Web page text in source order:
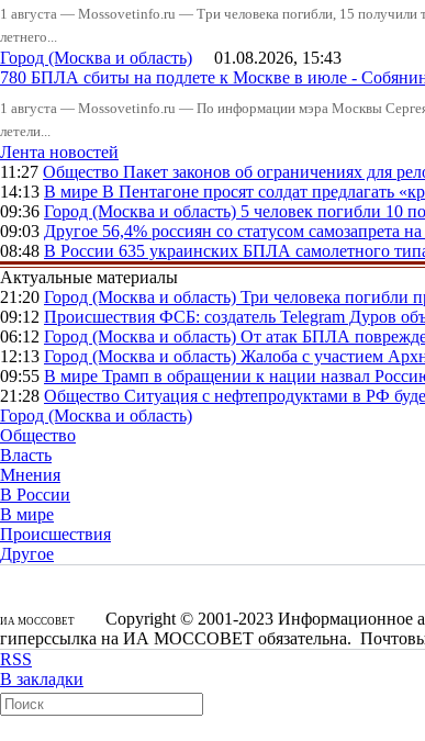
1 августа — Mossovetinfo.ru — Три человека погибли, 15 получили
летнего...
Город (Москва и область) 01.08.2026, 15:43
780 БПЛА сбиты на подлете к Москве в июле -
1 августа — Mossovetinfo.ru — По информации мэра Москвы
летели...
Лента новостей
11:27 Общество Пакет законов об ограничениях для
14:13 В мире В Пентагоне просят солдат предлагать
09:36 Город (Москва и область) 5 человек погибли 10
09:03 Другое 56,4% россиян со статусом самозапрета
08:48 В России 635 украинских БПЛА самолетного
Актуальные материалы
21:20 Город (Москва и область) Три человека
09:12 Происшествия ФСБ: создатель Telegram Дуров
06:12 Город (Москва и область) От атак БПЛА
12:13 Город (Москва и область) Жалоба с участием
09:55 В мире Трамп в обращении к нации назвал
21:28 Общество Ситуация с нефтепродуктами в РФ
Город (Москва и область)
Общество
Власть
Мнения
В России
В мире
Происшествия
Другое
ИА МОССОВЕТ
Copyright © 2001-2023 Информационное
гиперссылка на ИА МОССОВЕТ обязательна. Почтовый
RSS
В закладки